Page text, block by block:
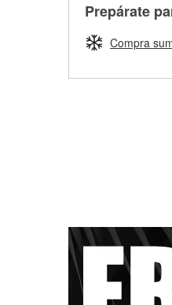
Prepárate
Compra